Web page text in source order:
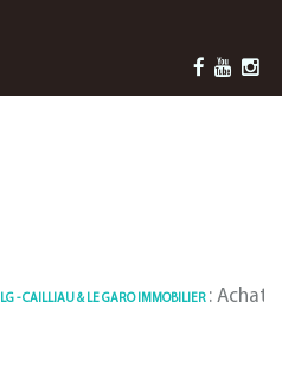
LE GARO IMMOBILIER: Achat / Vente